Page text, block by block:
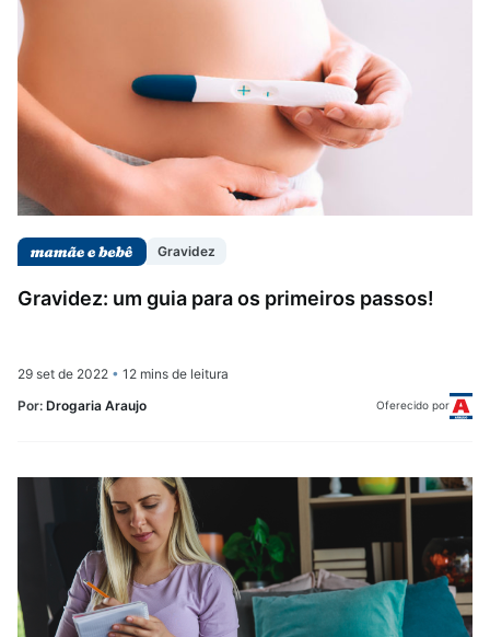
Saúde da mulher
Saúde do homem
Vacinas
Gravidez
Gravidez: um guia para os primeiros passos!
29 set de 2022 • 12 mins de leitura
Por: Drogaria Araujo Oferecido por